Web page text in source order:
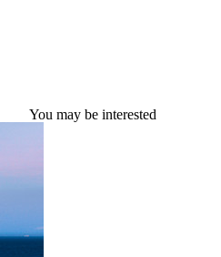
You may be interested